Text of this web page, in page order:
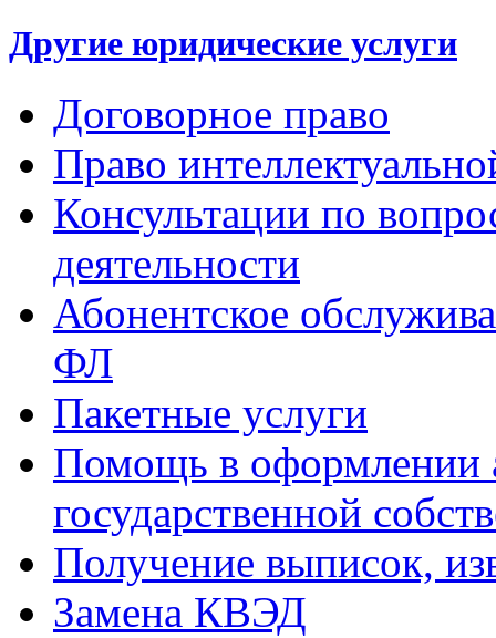
Другие юридические услуги
Договорное право
Право
Консультации по
деятельности
Абонентское
ФЛ
Пакетные услуги
Помощь в оформлении
государственной
Получение выписок,
Замена КВЭД